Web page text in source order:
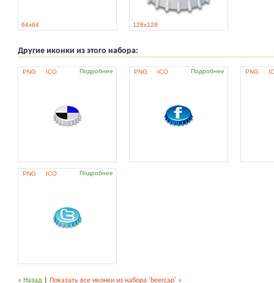
64x64 128x128
Другие иконки из этого набора:
PNG ICO Подробнее PNG ICO Подробнее PNG
PNG ICO Подробнее
« Назад Показать все иконки из набора 'beercap' »